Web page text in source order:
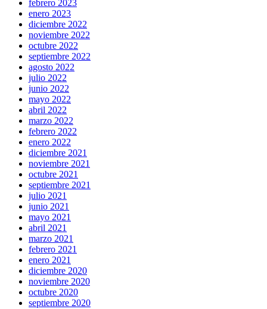
febrero 2023
enero 2023
diciembre 2022
noviembre 2022
octubre 2022
septiembre 2022
agosto 2022
julio 2022
junio 2022
mayo 2022
abril 2022
marzo 2022
febrero 2022
enero 2022
diciembre 2021
noviembre 2021
octubre 2021
septiembre 2021
julio 2021
junio 2021
mayo 2021
abril 2021
marzo 2021
febrero 2021
enero 2021
diciembre 2020
noviembre 2020
octubre 2020
septiembre 2020